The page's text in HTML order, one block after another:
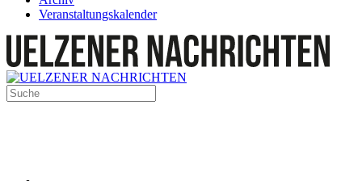
Veranstaltungskalender